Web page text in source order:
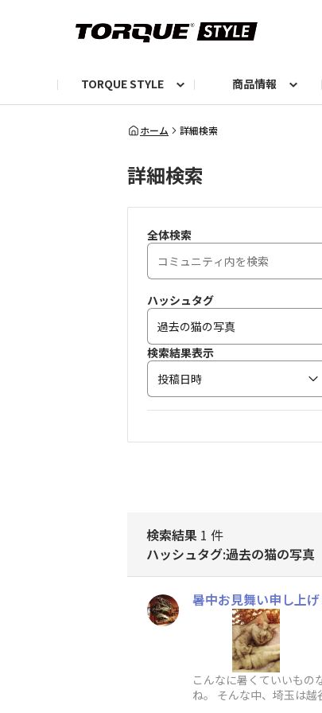
TORQUE STYLE
お知らせ TORQUIZ【投票企画】
商品情報
TORQUEニュース
TORQUEフォト
自己紹介しよう
編集部の日常フォト
ホーム 詳細検索
詳細検索
全体検索
ハッシュタグ
検索結果表示
投稿日時
検索結果 1 件
ハッシュタグ:過去の猫の写真
暑中お見舞い申し上
こんなに暑くていいも
ね。 そんな中、埼玉は